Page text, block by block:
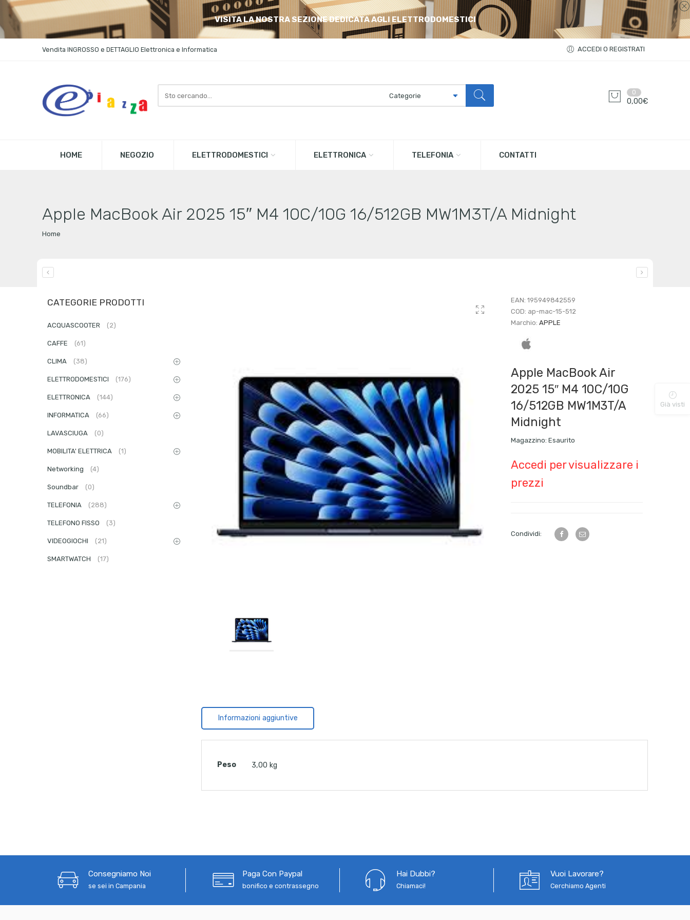
VISITA LA NOSTRA SEZIONE DEDICATA AGLI ELETTRODOMESTICI
Vendita INGROSSO e DETTAGLIO Elettronica e Informatica ACCEDI O REGISTRATI
here
0
0,00€
HOME NEGOZIO ELETTRODOMESTICI ELETTRONICA TELEFONIA CONTATTI
Apple MacBook Air 2025 15″ M4 10C/10G 16/512GB MW1M3T/A Midnight
Home
EAN:195949842559
COD: ap-mac-15-512
Marchio:APPLE
Apple MacBook Air
2025 15″ M4 10C/10G
16/512GB MW1M3T/A
Midnight
Magazzino: Esaurito
Accedi per visualizzare i
prezzi
Condividi:
Informazioni aggiuntive
Peso 3,00 kg
CATEGORIE PRODOTTI
ACQUASCOOTER (2)
CAFFE (61)
CLIMA (38)
ELETTRODOMESTICI (176)
ELETTRONICA (144)
INFORMATICA (66)
LAVASCIUGA (0)
MOBILITA' ELETTRICA (1)
Networking (4)
Soundbar (0)
TELEFONIA (288)
TELEFONO FISSO (3)
VIDEOGIOCHI (21)
SMARTWATCH (17)
Consegniamo Noi
se sei in Campania
Paga Con Paypal
bonifico e contrassegno
Hai Dubbi?
Chiamaci!
Vuoi Lavorare?
Cerchiamo Agenti
Già visti